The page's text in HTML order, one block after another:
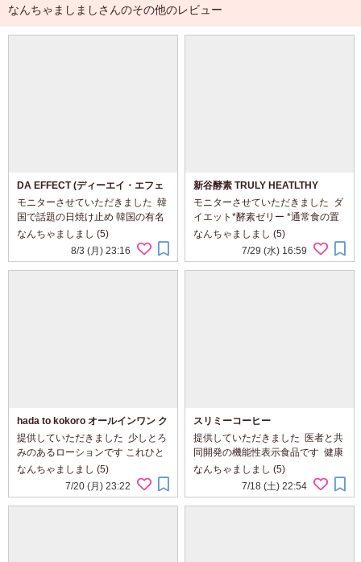
なんちゃましましさんのその他のレビュー
DA EFFECT (ディーエイ・エフェ
クト) ハイドロサンスクリーン
モニターさせていただきました ⁡ 韓
国で話題の日焼け止め 韓国の有名
皮膚科で開発された医師が選んだ
スキンケアと言われているそうで
す 乳液のようなテクスチャー 軽い
なんちゃましまし (5)
8/3 (月) 23:16
新谷酵素 TRULY HEATLTHY
モニターさせていただきました ⁡ ダ
イエット*酵素ゼリー *通常食の置
換えとして ◇カットゼリー濃厚ザ
クロ味 ◇スムースアウトゼリー さ
っぱりアロエ味 ⁡ ザクロ味は食後の
なんちゃましまし (5)
7/29 (水) 16:59
hada to kokoro オールインワン ク
リーム化粧水
提供していただきました ⁡ 少しとろ
みのあるローションです これひと
つで 化粧水・乳液・美容液・クリ
ームまで 朝晩洗顔後にこれだけで
スキンケア完結！ ⁡ 毎日暑い💦 さっ
なんちゃましまし (5)
7/20 (月) 23:22
スリミーコーヒー
提供していただきました ⁡ 医者と共
同開発の機能性表示食品です ⁡ 健康
と美容をサポート 毎日の1杯を置
換えて健康習慣を始めてみました ⁡
空腹時の血糖値の改善や肥満気味
なんちゃましまし (5)
7/18 (土) 22:54